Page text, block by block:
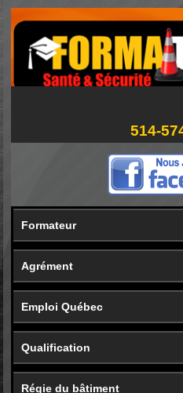
514-
Formateur
Agrément
Emploi Québec
Qualification
Régie du bâtiment